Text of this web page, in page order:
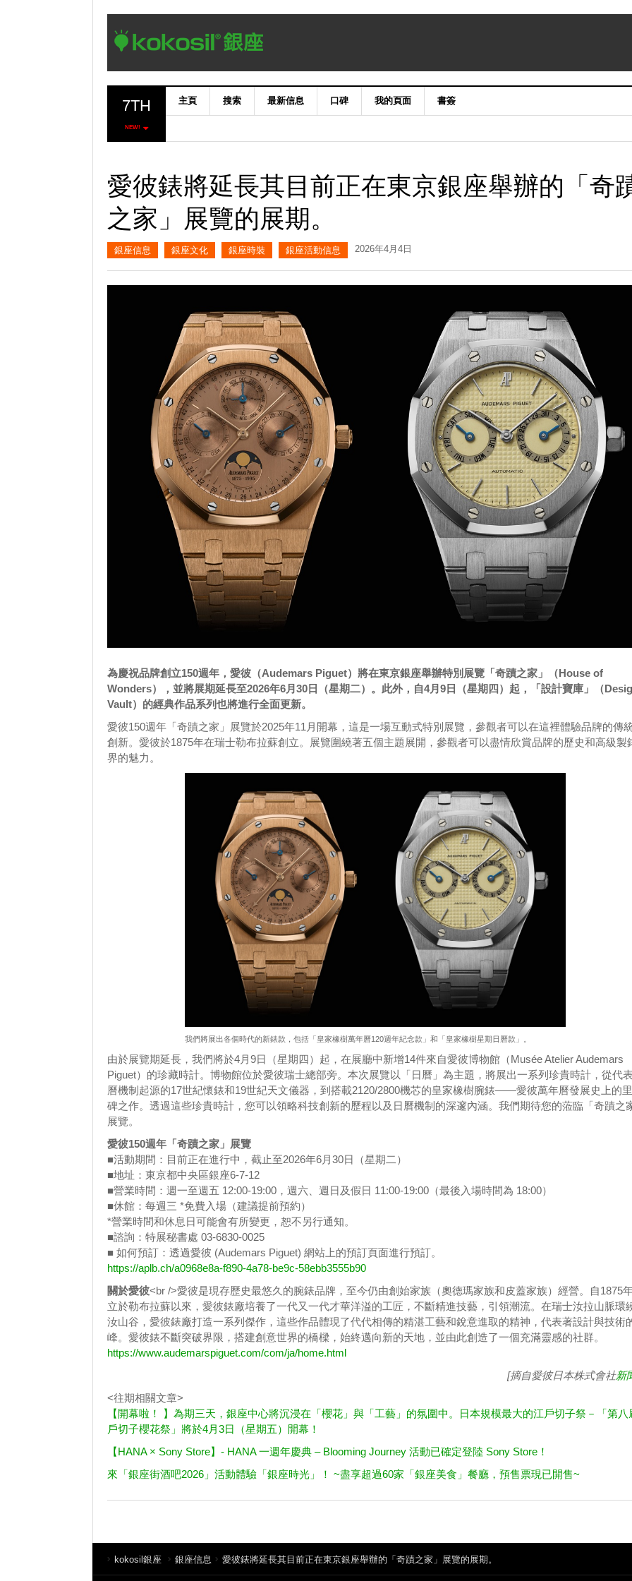
7TH
NEW!
主頁 搜索 最新信息 口碑 我的頁面 書簽
愛彼錶將延長其目前正在東京銀座舉辦的「奇
之家」展覽的展期。
銀座信息 銀座文化 銀座時裝 銀座活動信息 2026年4月4日
為慶祝品牌創立150週年，愛彼（Audemars Piguet）將在東京銀座舉辦特別展覽「奇蹟之家」（House of
Wonders），並將展期延長至2026年6月30日（星期二）。此外，自4月9日（星期四）起，「設計寶庫」（
Vault）的經典作品系列也將進行全面更新。
愛彼150週年「奇蹟之家」展覽於2025年11月開幕，這是一場互動式特別展覽，參觀者可以在這裡體驗品牌的傳
創新。愛彼於1875年在瑞士勒布拉蘇創立。展覽圍繞著五個主題展開，參觀者可以盡情欣賞品牌的歷史和高級製
界的魅力。
我們將展出各個時代的新錶款，包括「皇家橡樹萬年曆120週年紀念款」和「皇家橡樹星期日曆款」。
由於展覽期延長，我們將於4月9日（星期四）起，在展廳中新增14件來自愛彼博物館（Musée Atelier Audemars
Piguet）的珍藏時計。博物館位於愛彼瑞士總部旁。本次展覽以「日曆」為主題，將展出一系列珍貴時計，從代
曆機制起源的17世紀懷錶和19世紀天文儀器，到搭載2120/2800機芯的皇家橡樹腕錶——愛彼萬年曆發展史上的
碑之作。透過這些珍貴時計，您可以領略科技創新的歷程以及日曆機制的深邃內涵。我們期待您的蒞臨「奇蹟之
展覽。
愛彼150週年「奇蹟之家」展覽
■活動期間：目前正在進行中，截止至2026年6月30日（星期二）
■地址：東京都中央區銀座6-7-12
■營業時間：週一至週五 12:00-19:00，週六、週日及假日 11:00-19:00（最後入場時間為 18:00）
■休館：每週三 *免費入場（建議提前預約）
*營業時間和休息日可能會有所變更，恕不另行通知。
■諮詢：特展秘書處 03-6830-0025
■ 如何預訂：透過愛彼 (Audemars Piguet) 網站上的預訂頁面進行預訂。
https://aplb.ch/a0968e8a-f890-4a78-be9c-58ebb3555b90
關於愛彼<br />愛彼是現存歷史最悠久的腕錶品牌，至今仍由創始家族（奧德瑪家族和皮蓋家族）經營。自1875
立於勒布拉蘇以來，愛彼錶廠培養了一代又一代才華洋溢的工匠，不斷精進技藝，引領潮流。在瑞士汝拉山脈環
汝山谷，愛彼錶廠打造一系列傑作，這些作品體現了代代相傳的精湛工藝和銳意進取的精神，代表著設計與技術
峰。愛彼錶不斷突破界限，搭建創意世界的橋樑，始終邁向新的天地，並由此創造了一個充滿靈感的社群。
https://www.audemarspiguet.com/com/ja/home.html
[摘自愛彼日本株式會社新
<往期相關文章>
【開幕啦！ 】為期三天，銀座中心將沉浸在「櫻花」與「工藝」的氛圍中。日本規模最大的江戶切子祭－「第八
戶切子櫻花祭」將於4月3日（星期五）開幕！
【HANA × Sony Store】- HANA 一週年慶典 – Blooming Journey 活動已確定登陸 Sony Store！
來「銀座街酒吧2026」活動體驗「銀座時光」！ ~盡享超過60家「銀座美食」餐廳，預售票現已開售~
kokosil銀座 銀座信息 愛彼錶將延長其目前正在東京銀座舉辦的「奇蹟之家」展覽的展期。